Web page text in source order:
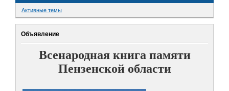
Активные темы
Объявление
Всенародная книга памяти
Пензенской области